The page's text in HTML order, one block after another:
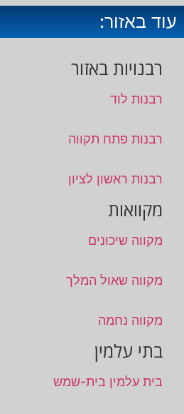
עוד באזור:
רבנויות באזור
רבנות לוד
רבנות פתח תקווה
רבנות ראשון לציון
מקוואות
מקווה שיכונים
מקווה שאול המלך
מקווה נחמה
בתי עלמין
בית עלמין בית-שמש